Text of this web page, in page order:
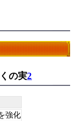
の実2
強化